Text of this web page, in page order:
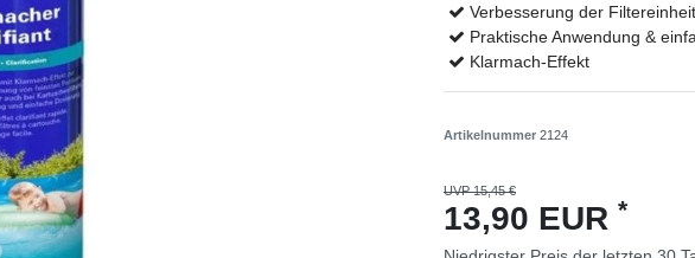
Verbesserung der Filtereinheit
Praktische Anwendung &
Klarmach-Effekt
Artikelnummer 2124
UVP 15,45 €
13,90 EUR *